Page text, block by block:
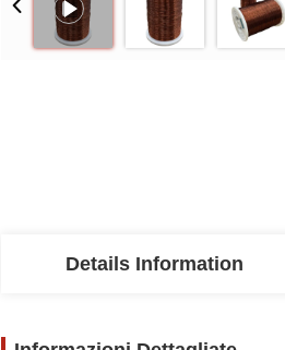
Details Information